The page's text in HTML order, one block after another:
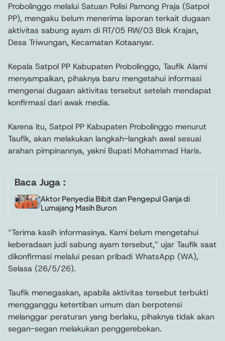
Probolinggo melalui Satuan Polisi Pamong Praja (Satpol
PP), mengaku belum menerima laporan terkait dugaan
aktivitas sabung ayam di RT/05 RW/03 Blok Krajan,
Desa Triwungan, Kecamatan Kotaanyar.
Kepala Satpol PP Kabupaten Probolinggo, Taufik Alami
menyampaikan, pihaknya baru mengetahui informasi
mengenai dugaan aktivitas tersebut setelah mendapat
konfirmasi dari awak media.
Karena itu, Satpol PP Kabupaten Probolinggo menurut
Taufik, akan melakukan langkah-langkah awal sesuai
arahan pimpinannya, yakni Bupati Mohammad Haris.
Baca Juga :
Aktor Penyedia Bibit dan Pengepul Ganja di
Lumajang Masih Buron
“Terima kasih informasinya. Kami belum mengetahui
keberadaan judi sabung ayam tersebut,” ujar Taufik saat
dikonfirmasi melalui pesan pribadi WhatsApp (WA),
Selasa (26/5/26).
Taufik menegaskan, apabila aktivitas tersebut terbukti
mengganggu ketertiban umum dan berpotensi
melanggar peraturan yang berlaku, pihaknya tidak akan
segan-segan melakukan penggerebekan.